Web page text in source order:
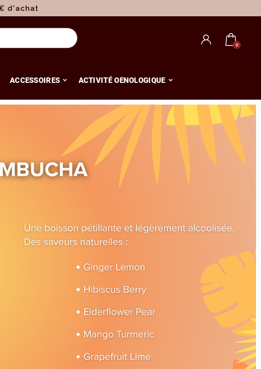
d'achat
ACCESSOIRES ACTIVITÉ OENOLOGIQUE